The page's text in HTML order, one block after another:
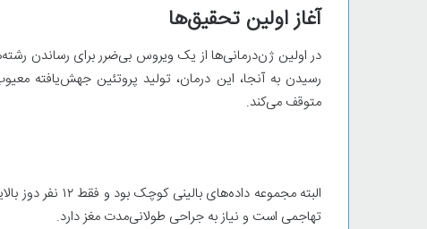
آغاز اولین تحقیق‌ها
در اولین ژن‌درمانی‌ها از یک ویروس بی‌ضرر برای رساندن
رسیدن به آنجا، این درمان، تولید پروتئین جهش‌یافته
متوقف می‌کند.
البته مجموعه
تهاجمی است و نیاز به جراحی طولانی‌مدت مغز دارد.